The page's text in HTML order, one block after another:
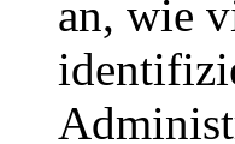
an, wie